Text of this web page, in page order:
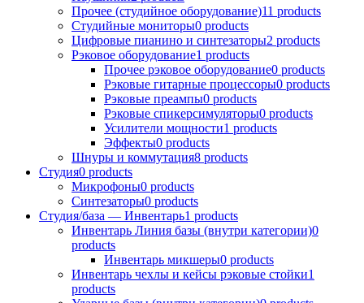
Прочее (студийное оборудование)11 products
Студийные мониторы0 products
Цифровые пианино и синтезаторы2 products
Рэковое оборудование1 products
Прочее рэковое оборудование0 products
Рэковые гитарные процессоры0 products
Рэковые преампы0 products
Рэковые спикерсимуляторы0 products
Усилители мощности1 products
Эффекты0 products
Шнуры и коммутация8 products
Студия0 products
Микрофоны0 products
Синтезаторы0 products
Студия/база — Инвентарь1 products
Инвентарь Линия базы (внутри категории)0
products
Инвентарь микшеры0 products
Инвентарь чехлы и кейсы рэковые стойки1
products